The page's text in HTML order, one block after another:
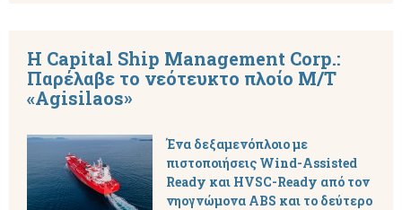
Η Capital Ship Management Corp.:
Παρέλαβε το νεότευκτο πλοίο M/T
«Agisilaos»
Ένα δεξαμενόπλοιο με
πιστοποιήσεις Wind-Assisted
Ready και HVSC-Ready από τον
νηογνώμονα ABS και το δεύτερο